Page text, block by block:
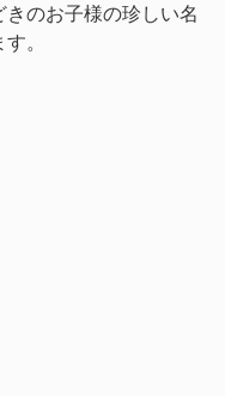
のお子様の珍しい名
。